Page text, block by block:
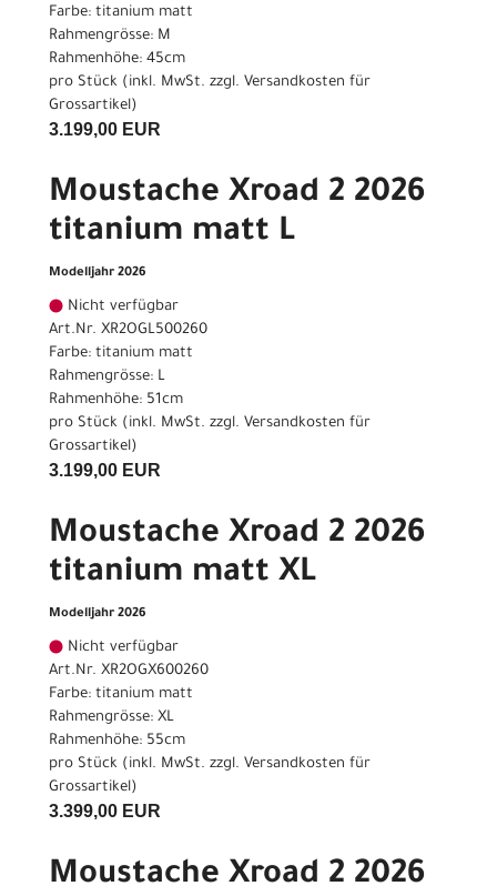
Farbe: titanium matt
Rahmengrösse: M
Rahmenhöhe: 45cm
pro Stück (inkl. MwSt. zzgl. Versandkosten für
Grossartikel)
3.199,00 EUR
Moustache Xroad 2 2026
titanium matt L
Modelljahr 2026
Nicht verfügbar
Art.Nr. XR2OGL500260
Farbe: titanium matt
Rahmengrösse: L
Rahmenhöhe: 51cm
pro Stück (inkl. MwSt. zzgl. Versandkosten für
Grossartikel)
3.199,00 EUR
Moustache Xroad 2 2026
titanium matt XL
Modelljahr 2026
Nicht verfügbar
Art.Nr. XR2OGX600260
Farbe: titanium matt
Rahmengrösse: XL
Rahmenhöhe: 55cm
pro Stück (inkl. MwSt. zzgl. Versandkosten für
Grossartikel)
3.399,00 EUR
Moustache Xroad 2 2026